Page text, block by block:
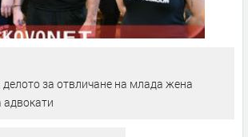
за отвличане на млада жена
адвокати